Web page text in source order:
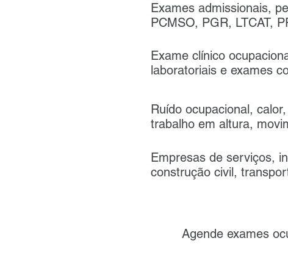
Exames admissionais,
PCMSO, PGR, LTCAT,
Exame clínico
laboratoriais e exames
Ruído ocupacional,
trabalho em altura,
Empresas de serviços,
construção civil,
Agende exames